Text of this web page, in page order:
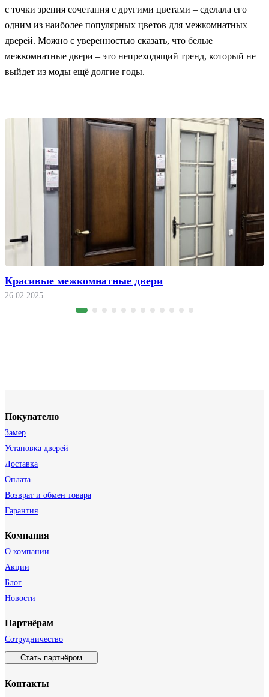
с точки зрения сочетания с другими цветами – сделала его
одним из наиболее популярных цветов для межкомнатных
дверей. Можно с уверенностью сказать, что белые
межкомнатные двери – это непреходящий тренд, который не
выйдет из моды ещё долгие годы.
Красивые межкомнатные двери
26.02.2025
Покупателю
Замер
Установка дверей
Доставка
Оплата
Возврат и обмен товара
Гарантия
Компания
О компании
Акции
Блог
Новости
Партнёрам
Сотрудничество
Стать партнёром
Контакты